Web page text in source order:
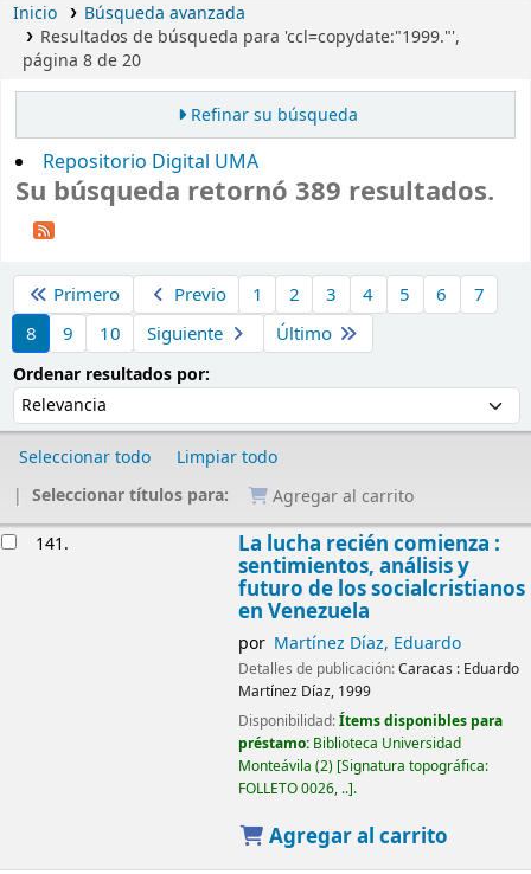
Inicio
Búsqueda avanzada
Resultados de búsqueda para 'ccl=copydate:"1999."',
página 8 de 20
Refinar su búsqueda
Repositorio Digital UMA
Su búsqueda retornó 389 resultados.
Primero Previo 1 2 3 4 5 6
7
8
9 10 Siguiente Último
Ordenar resultados por:
Seleccionar todo
Limpiar todo
Seleccionar títulos para:
Agregar al carrito
141. La lucha recién comienza :
sentimientos, análisis y
futuro de los socialcristianos
en Venezuela
por Martínez Díaz, Eduardo
Detalles de publicación:Caracas : Eduardo
Martínez Díaz, 1999
Disponibilidad:Ítems disponibles para
préstamo: Biblioteca Universidad
Monteávila (2) Signatura topográfica:
FOLLETO 0026, .. .
Agregar al carrito